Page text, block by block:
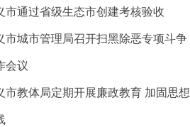
市通过省级生态市创建考核验收
市城市管理局召开扫黑除恶专项斗争
会议
市教体局定期开展廉政教育 加固思想